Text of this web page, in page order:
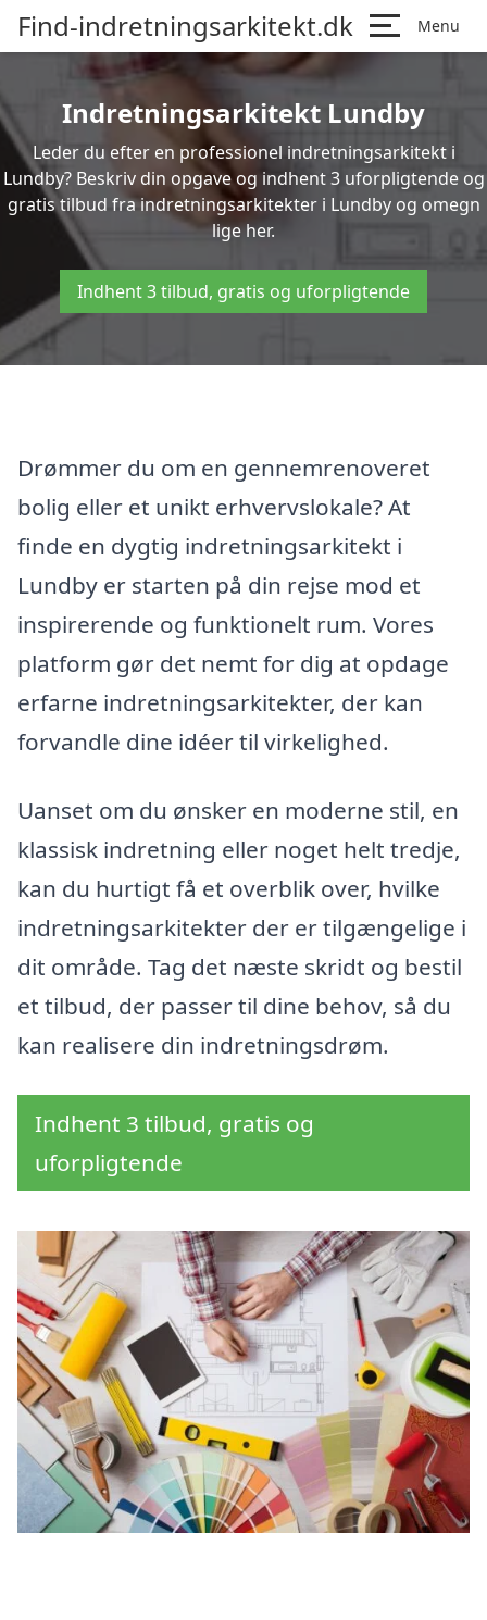
Find-indretningsarkitekt.dk Menu
Indretningsarkitekt Lundby
Leder du efter en professionel indretningsarkitekt i
Lundby? Beskriv din opgave og indhent 3 uforpligtende og
gratis tilbud fra indretningsarkitekter i Lundby og omegn
lige her.
Indhent 3 tilbud, gratis og uforpligtende
Drømmer du om en gennemrenoveret
bolig eller et unikt erhvervslokale? At
finde en dygtig indretningsarkitekt i
Lundby er starten på din rejse mod et
inspirerende og funktionelt rum. Vores
platform gør det nemt for dig at opdage
erfarne indretningsarkitekter, der kan
forvandle dine idéer til virkelighed.
Uanset om du ønsker en moderne stil, en
klassisk indretning eller noget helt tredje,
kan du hurtigt få et overblik over, hvilke
indretningsarkitekter der er tilgængelige i
dit område. Tag det næste skridt og bestil
et tilbud, der passer til dine behov, så du
kan realisere din indretningsdrøm.
Indhent 3 tilbud, gratis og
uforpligtende